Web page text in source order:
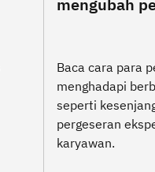
mengubah
Baca cara para
menghadapi
seperti
pergeseran
karyawan.